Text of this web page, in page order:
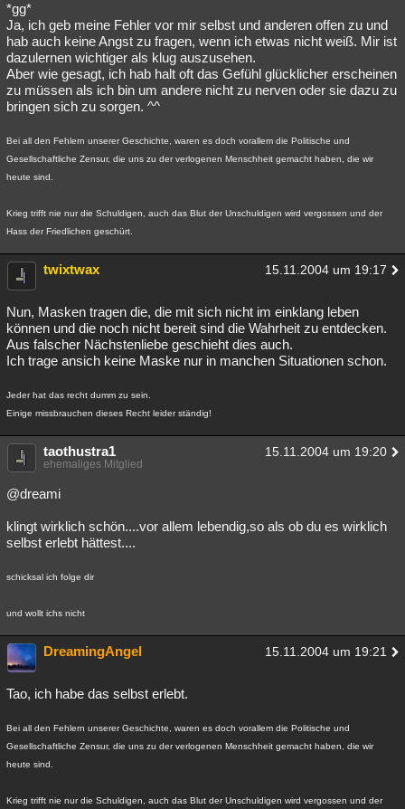
*gg*
Ja, ich geb meine Fehler vor mir selbst und anderen offen zu und
hab auch keine Angst zu fragen, wenn ich etwas nicht weiß. Mir ist
dazulernen wichtiger als klug auszusehen.
Aber wie gesagt, ich hab halt oft das Gefühl glücklicher erscheinen
zu müssen als ich bin um andere nicht zu nerven oder sie dazu zu
bringen sich zu sorgen. ^^
Bei all den Fehlern unserer Geschichte, waren es doch vorallem die Politische und
Gesellschaftliche Zensur, die uns zu der verlogenen Menschheit gemacht haben, die wir
heute sind.
Krieg trifft nie nur die Schuldigen, auch das Blut der Unschuldigen wird vergossen und der
Hass der Friedlichen geschürt.
twixtwax 15.11.2004 um 19:17
Nun, Masken tragen die, die mit sich nicht im einklang leben
können und die noch nicht bereit sind die Wahrheit zu entdecken.
Aus falscher Nächstenliebe geschieht dies auch.
Ich trage ansich keine Maske nur in manchen Situationen schon.
Jeder hat das recht dumm zu sein.
Einige missbrauchen dieses Recht leider ständig!
taothustra1 15.11.2004 um 19:20
ehemaliges Mitglied
@dreami
klingt wirklich schön....vor allem lebendig,so als ob du es wirklich
selbst erlebt hättest....
schicksal ich folge dir
und wollt ichs nicht
DreamingAngel 15.11.2004 um 19:21
Tao, ich habe das selbst erlebt.
Bei all den Fehlern unserer Geschichte, waren es doch vorallem die Politische und
Gesellschaftliche Zensur, die uns zu der verlogenen Menschheit gemacht haben, die wir
heute sind.
Krieg trifft nie nur die Schuldigen, auch das Blut der Unschuldigen wird vergossen und der